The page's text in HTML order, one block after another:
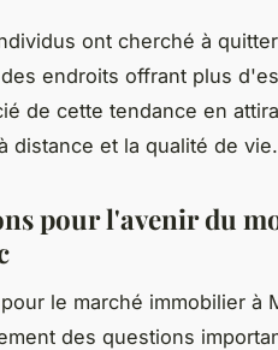
ont cherché à
endroits offrant plus
de cette tendance en
distance et la qualité de vie.
pour l'avenir du
le marché immobilier à
des questions